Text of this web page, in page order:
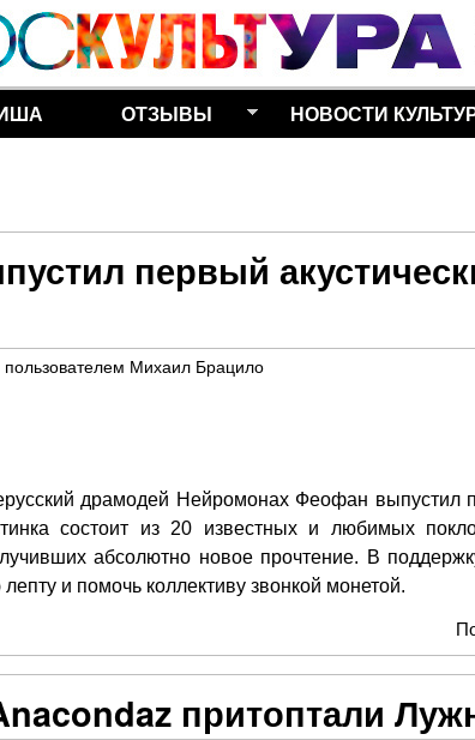
Перейти к основному
содержанию
ОТЗЫВЫ НОВОСТИ
первый
пользователем Михаил Брацило
драмодей Нейромонах Феофан выпустил
состоит из 20 известных и любимых
абсолютно новое прочтение. В
и помочь коллективу звонкой монетой.
притоптали